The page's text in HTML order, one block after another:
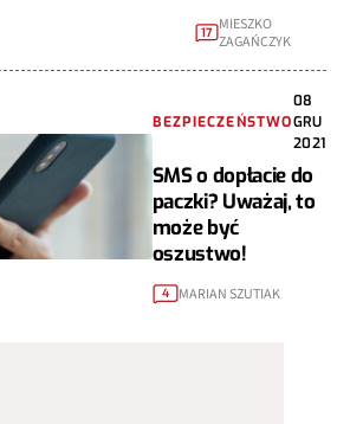
17 MIESZKO
ZAGAŃCZYK
BEZPIECZEŃSTWO
08
GRU
2021
SMS o dopłacie do
paczki? Uważaj, to
może być
oszustwo!
4 MARIAN SZUTIAK